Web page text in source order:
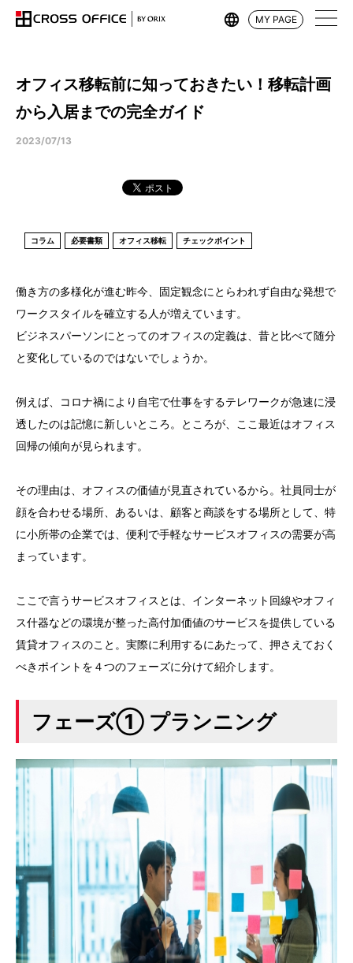
MY PAGE
オフィス移転前に知っておきたい！移転計画
から入居までの完全ガイド
2023/07/13
コラム 必要書類 オフィス移転 チェックポイント
働き方の多様化が進む昨今、固定観念にとらわれず自由な発想で
ワークスタイルを確立する人が増えています。
ビジネスパーソンにとってのオフィスの定義は、昔と比べて随分
と変化しているのではないでしょうか。
例えば、コロナ禍により自宅で仕事をするテレワークが急速に浸
透したのは記憶に新しいところ。ところが、ここ最近はオフィス
回帰の傾向が見られます。
その理由は、オフィスの価値が見直されているから。社員同士が
顔を合わせる場所、あるいは、顧客と商談をする場所として、特
に小所帯の企業では、便利で手軽なサービスオフィスの需要が高
まっています。
ここで言うサービスオフィスとは、インターネット回線やオフィ
ス什器などの環境が整った高付加価値のサービスを提供している
賃貸オフィスのこと。実際に利用するにあたって、押さえておく
べきポイントを４つのフェーズに分けて紹介します。
フェーズ① プランニング